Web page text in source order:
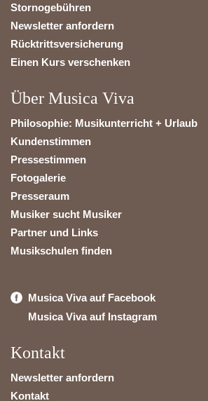
Stornogebühren
Newsletter anfordern
Rücktrittsversicherung
Einen Kurs verschenken
Über Musica Viva
Philosophie: Musikunterricht + Urlaub
Kundenstimmen
Pressestimmen
Fotogalerie
Presseraum
Musiker sucht Musiker
Partner und Links
Musikschulen finden
Musica Viva auf Facebook
Musica Viva auf Instagram
Kontakt
Newsletter anfordern
Kontakt